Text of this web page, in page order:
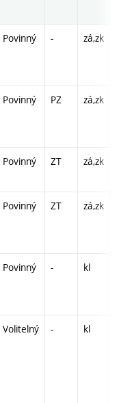
Povinný - zá,zk
Povinný PZ zá,zk
Povinný ZT zá,zk
Povinný ZT zá,zk
Povinný - kl
Volitelný - kl